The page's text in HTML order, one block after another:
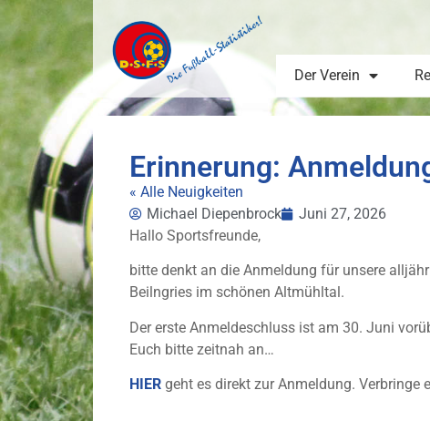
Der Verein
Erinnerung:
« Alle Neuigkeiten
Michael Diepenbrock
Juni 27, 2026
Hallo Sportsfreunde,
bitte denkt an die Anmeldung für unsere
Beilngries im schönen Altmühltal.
Der erste Anmeldeschluss ist am 30. Juni
Euch bitte zeitnah an…
HIER geht es direkt zur Anmeldung.